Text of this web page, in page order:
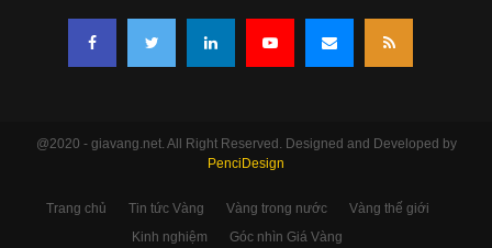
@2020 - giavang.net. All Right Reserved. Designed and Developed by
PenciDesign
Trang chủ Tin tức Vàng Vàng trong nước
Vàng thế giới
Kinh nghiệm
Góc nhìn Giá Vàng